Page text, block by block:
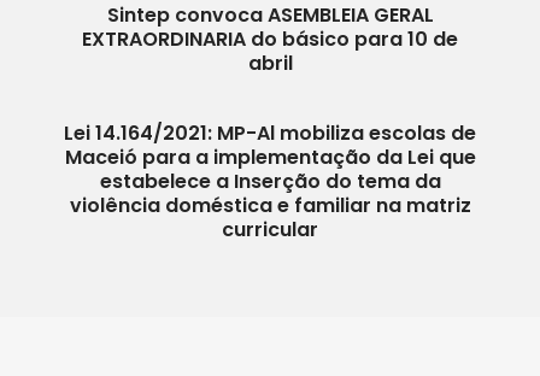
Sintep convoca ASEMBLEIA GERAL
EXTRAORDINARIA do básico para 10 de
abril
Lei 14.164/2021: MP-Al mobiliza escolas de
Maceió para a implementação da Lei que
estabelece a Inserção do tema da
violência doméstica e familiar na matriz
curricular